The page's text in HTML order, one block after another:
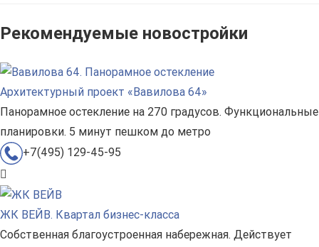
Рекомендуемые новостройки
Архитектурный проект «Вавилова 64»
Панорамное остекление на 270 градусов. Функциональные
планировки. 5 минут пешком до метро
+7(495) 129-45-95
ЖК ВЕЙВ. Квартал бизнес-класса
Собственная благоустроенная набережная. Действует